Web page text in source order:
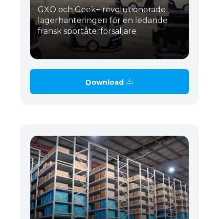
GXO och Geek+ revolutionerade
lagerhanteringen för en ledande
fransk sportåterförsäljare
Download